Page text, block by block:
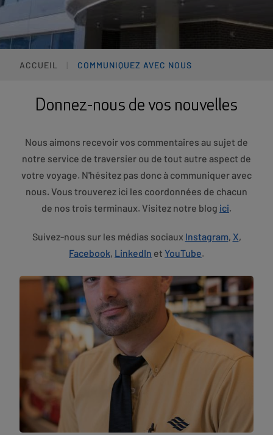
ACCUEIL COMMUNIQUEZ AVEC NOUS
Donnez-nous de vos nouvelles
Nous aimons recevoir vos commentaires au sujet de
notre service de traversier ou de tout autre aspect de
votre voyage. N'hésitez pas donc à communiquer avec
nous. Vous trouverez ici les coordonnées de chacun
de nos trois terminaux. Visitez notre blog ici.
Suivez-nous sur les médias sociaux Instagram, X,
Facebook, LinkedIn et YouTube.